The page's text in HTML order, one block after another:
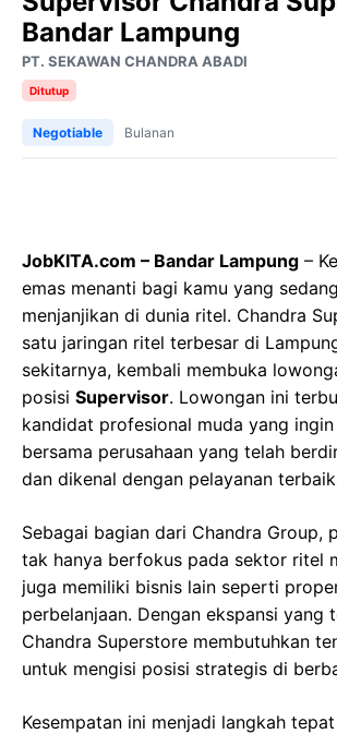
Bandar Lampung
PT. SEKAWAN CHANDRA ABADI
Ditutup
Negotiable Bulanan
JobKITA.com – Bandar Lampung –
emas menanti bagi kamu yang
menjanjikan di dunia ritel. Chandra
satu jaringan ritel terbesar di
sekitarnya, kembali membuka
posisi Supervisor. Lowongan ini
kandidat profesional muda yang
bersama perusahaan yang telah
dan dikenal dengan pelayanan
Sebagai bagian dari Chandra Group,
tak hanya berfokus pada sektor ritel
juga memiliki bisnis lain seperti
perbelanjaan. Dengan ekspansi yang
Chandra Superstore membutuhkan
untuk mengisi posisi strategis di
Kesempatan ini menjadi langkah